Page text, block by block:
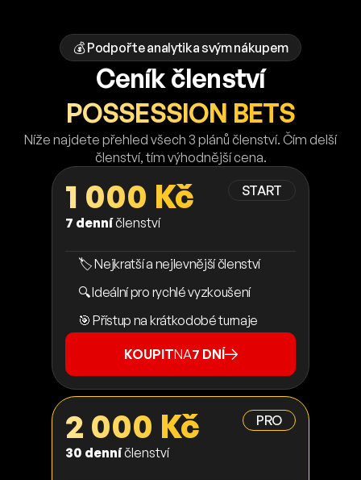
💰 Podpořte analytika svým nákupem
Ceník členství
POSSESSION BETS
Níže najdete přehled všech 3 plánů členství. Čím delší
členství, tím výhodnější cena.
START
1 000 Kč
7 denníčlenství
🏷️ Nejkratší a nejlevnější členství
🔍 Ideální pro rychlé vyzkoušení
🎯 Přístup na krátkodobé turnaje
KOUPITNA7 DNÍ
PRO
2 000 Kč
30 denníčlenství